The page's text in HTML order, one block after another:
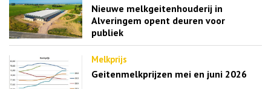
Nieuwe melkgeitenhouderij in
Alveringem opent deuren voor
publiek
Melkprijs
Geitenmelkprijzen mei en juni 2026